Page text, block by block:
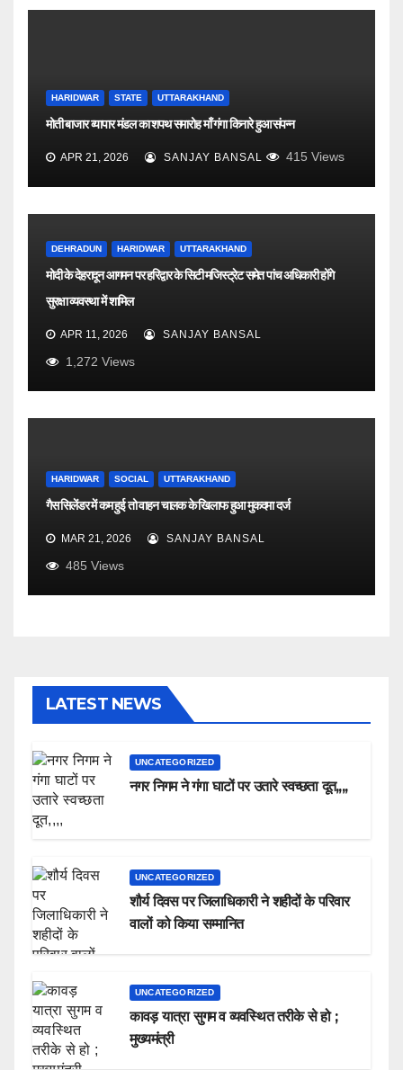
HARIDWAR STATE UTTARAKHAND
मोती बाजार व्यापार मंडल का शपथ समारोह माँ गंगा किनारे हुआ संपन्न
APR 21, 2026 SANJAY BANSAL 415 Views
DEHRADUN HARIDWAR UTTARAKHAND
मोदी के देहरादून आगमन पर हरिद्वार के सिटी मजिस्ट्रेट समेत पांच अधिकारी होंगे
सुरक्षा व्यवस्था में शामिल
APR 11, 2026 SANJAY BANSAL
1,272 Views
HARIDWAR SOCIAL UTTARAKHAND
गैस सिलेंडर में कम हुई तो वाहन चालक के खिलाफ हुआ मुकदमा दर्ज
MAR 21, 2026 SANJAY BANSAL
485 Views
LATEST NEWS
UNCATEGORIZED
नगर निगम ने गंगा घाटों पर उतारे स्वच्छता दूत,,,,
UNCATEGORIZED
शौर्य दिवस पर जिलाधिकारी ने शहीदों के परिवार
वालों को किया सम्मानित
UNCATEGORIZED
कावड़ यात्रा सुगम व व्यवस्थित तरीके से हो ;
मुख्यमंत्री